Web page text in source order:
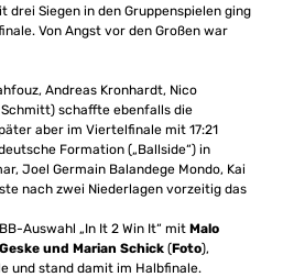
drei Siegen in den Gruppenspielen ging
Von Angst vor den Großen war
Andreas Kronhardt, Nico
schaffte ebenfalls die
aber im Viertelfinale mit 17:21
Formation („Ballside“) in
Joel Germain Balandege Mondo, Kai
nach zwei Niederlagen vorzeitig das
Auswahl „In It 2 Win It“ mit Malo
und Marian Schick (Foto),
und stand damit im Halbfinale.